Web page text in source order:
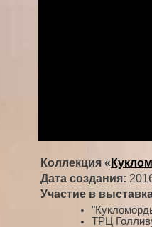
Коллекция «
Дата создания:
Участие в
ТРЦ